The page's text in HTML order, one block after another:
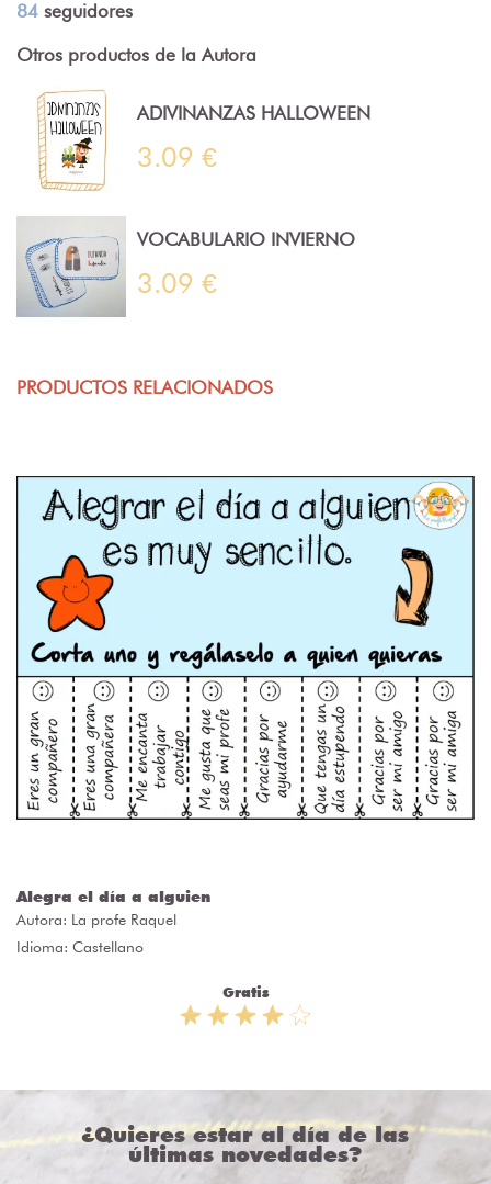
84 seguidores
Otros productos de la Autora
ADIVINANZAS HALLOWEEN
3.09 €
VOCABULARIO INVIERNO
3.09 €
PRODUCTOS RELACIONADOS
Alegra el día a alguien
Autora: La profe Raquel
Idioma: Castellano
Gratis
¿Quieres estar al día de las
últimas novedades?